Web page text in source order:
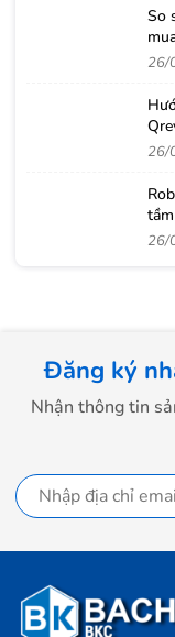
So
26/
26/
26/
Đăng ký
Nhận thông tin